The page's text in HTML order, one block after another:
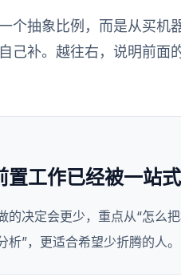
个抽象比例，而是从买机
己补。越往右，说明前面
置工作已经被一站
的决定会更少，重点从“怎么
析”，更适合希望少折腾的人。